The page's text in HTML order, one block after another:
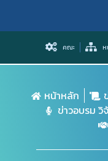
คณะ ห
หน้าหลัก
ข่าวอบรม วิ